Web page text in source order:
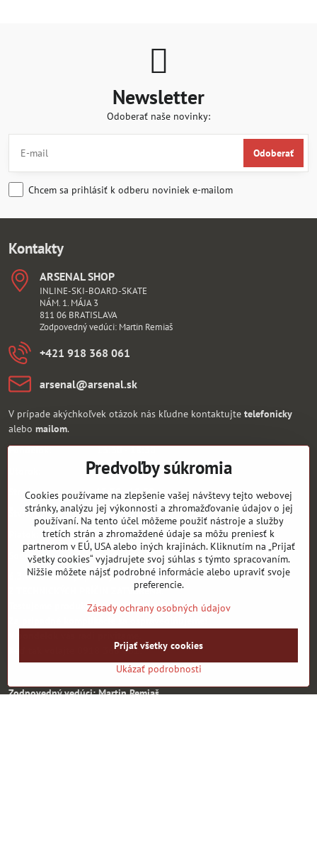
Newsletter
Odoberať naše novinky:
Odoberať
Chcem sa prihlásiť k odberu noviniek e-mailom
Kontakty
ARSENAL SHOP
INLINE-SKI-BOARD-SKATE
NÁM. 1. MÁJA 3
811 06 BRATISLAVA
Zodpovedný vedúci: Martin Remiaš
+421 918 368 061
arsenal​@arsenal​.sk
V prípade akýchkoľvek otázok nás kľudne kontaktujte telefonicky
alebo mailom.
Pondelok: 13:30 - 18:30
Utorok: 13:30 - 18:30
Streda: 13:30 - 18:30
Štvrtok: 13:30 - 18:30
Piatok: 13:30 - 18:30
Sobota: 10:00 - 13:00
6.3. a 7.3.2026 je predajňa ARSENAL SHOP
Z TECHNICKÝCH PRÍČIN ZATVORENÁ.
Testujeme produkty na budúcu sezónu.
Keď tak volajte 0918 368 061.
Zodpovedný vedúci: Martin Remiaš
Predvoľby súkromia
Cookies používame na zlepšenie vašej návštevy tejto webovej
stránky, analýzu jej výkonnosti a zhromažďovanie údajov o jej
používaní. Na tento účel môžeme použiť nástroje a služby
tretích strán a zhromaždené údaje sa môžu preniesť k
partnerom v EÚ, USA alebo iných krajinách. Kliknutím na „Prijať
všetky cookies“ vyjadrujete svoj súhlas s týmto spracovaním.
Nižšie môžete nájsť podrobné informácie alebo upraviť svoje
preferencie.
Zásady ochrany osobných údajov
Ukázať podrobnosti
Prijať všetky cookies